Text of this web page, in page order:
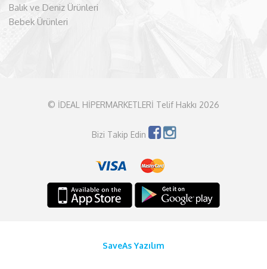
Balık ve Deniz Ürünleri
Bebek Ürünleri
© İDEAL HİPERMARKETLERİ Telif Hakkı 2026
Bizi Takip Edin
SaveAs Yazılım